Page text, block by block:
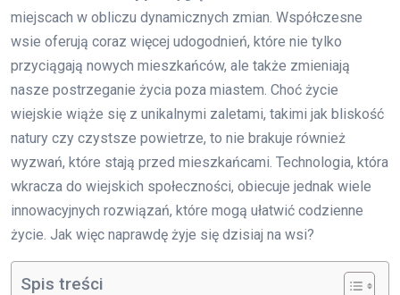
miejscach w obliczu dynamicznych zmian. Współczesne
wsie oferują coraz więcej udogodnień, które nie tylko
przyciągają nowych mieszkańców, ale także zmieniają
nasze postrzeganie życia poza miastem. Choć życie
wiejskie wiąże się z unikalnymi zaletami, takimi jak bliskość
natury czy czystsze powietrze, to nie brakuje również
wyzwań, które stają przed mieszkańcami. Technologia, która
wkracza do wiejskich społeczności, obiecuje jednak wiele
innowacyjnych rozwiązań, które mogą ułatwić codzienne
życie. Jak więc naprawdę żyje się dzisiaj na wsi?
Spis treści